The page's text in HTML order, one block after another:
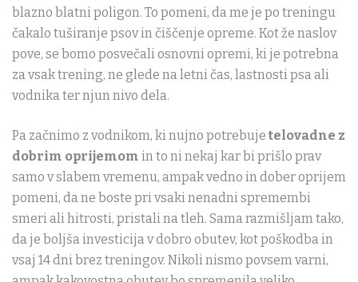
blazno blatni poligon. To pomeni, da me je po treningu
čakalo tuširanje psov in čiščenje opreme. Kot že naslov
pove, se bomo posvečali osnovni opremi, ki je potrebna
za vsak trening, ne glede na letni čas, lastnosti psa ali
vodnika ter njun nivo dela.
Pa začnimo z vodnikom, ki nujno potrebuje telovadne z
dobrim oprijemom in to ni nekaj kar bi prišlo prav
samo v slabem vremenu, ampak vedno in dober oprijem
pomeni, da ne boste pri vsaki nenadni spremembi
smeri ali hitrosti, pristali na tleh. Sama razmišljam tako,
da je boljša investicija v dobro obutev, kot poškodba in
vsaj 14 dni brez treningov. Nikoli nismo povsem varni,